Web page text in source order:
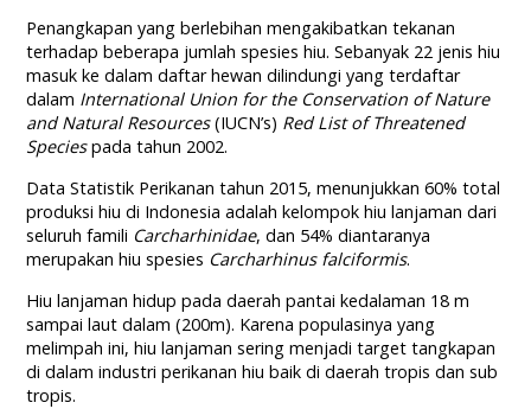
Penangkapan yang berlebihan mengakibatkan tekanan
terhadap beberapa jumlah spesies hiu. Sebanyak 22 jenis hiu
masuk ke dalam daftar hewan dilindungi yang terdaftar
dalam International Union for the Conservation of Nature
and Natural Resources(IUCN’s) Red List of Threatened
Speciespada tahun 2002.
Data Statistik Perikanan tahun 2015, menunjukkan 60% total
produksi hiu di Indonesia adalah kelompok hiu lanjaman dari
seluruh famili Carcharhinidae, dan 54% diantaranya
merupakan hiu spesies Carcharhinus falciformis.
Hiu lanjaman hidup pada daerah pantai kedalaman 18 m
sampai laut dalam (200m). Karena populasinya yang
melimpah ini, hiu lanjaman sering menjadi target tangkapan
di dalam industri perikanan hiu baik di daerah tropis dan sub
tropis.